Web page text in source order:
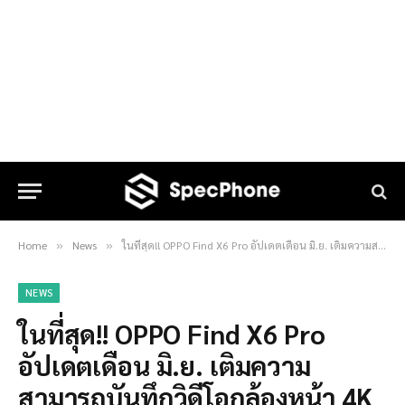
Home » News » ในที่สุด!! OPPO Find X6 Pro อัปเดตเดือน มิ.ย. เติมความสามารถบันทึกวิดีโอกล้องหน้า 4K 30fps ได้แล้ว
NEWS
ในที่สุด!! OPPO Find X6 Pro
อัปเดตเดือน มิ.ย. เติมความ
สามารถบันทึกวิดีโอกล้องหน้า 4K